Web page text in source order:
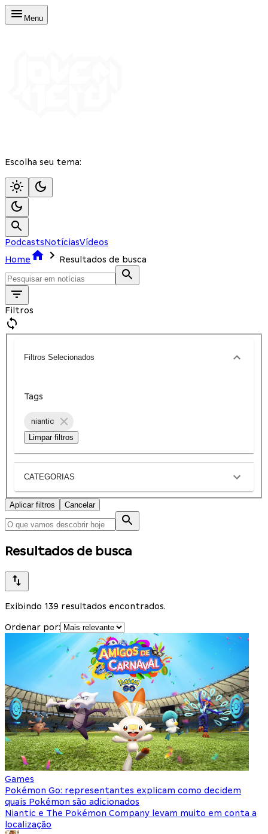
Menu
Escolha seu tema:
PodcastsNotíciasVídeos
Home
Resultados de busca
Filtros
Filtros Selecionados
Tags
niantic
Limpar filtros
CATEGORIAS
Aplicar filtros Cancelar
Resultados de busca
Exibindo 139 resultados encontrados.
Ordenar por:
Games
Pokémon Go: representantes explicam como decidem
quais Pokémon são adicionados
Niantic e The Pokémon Company levam muito em conta a
localização